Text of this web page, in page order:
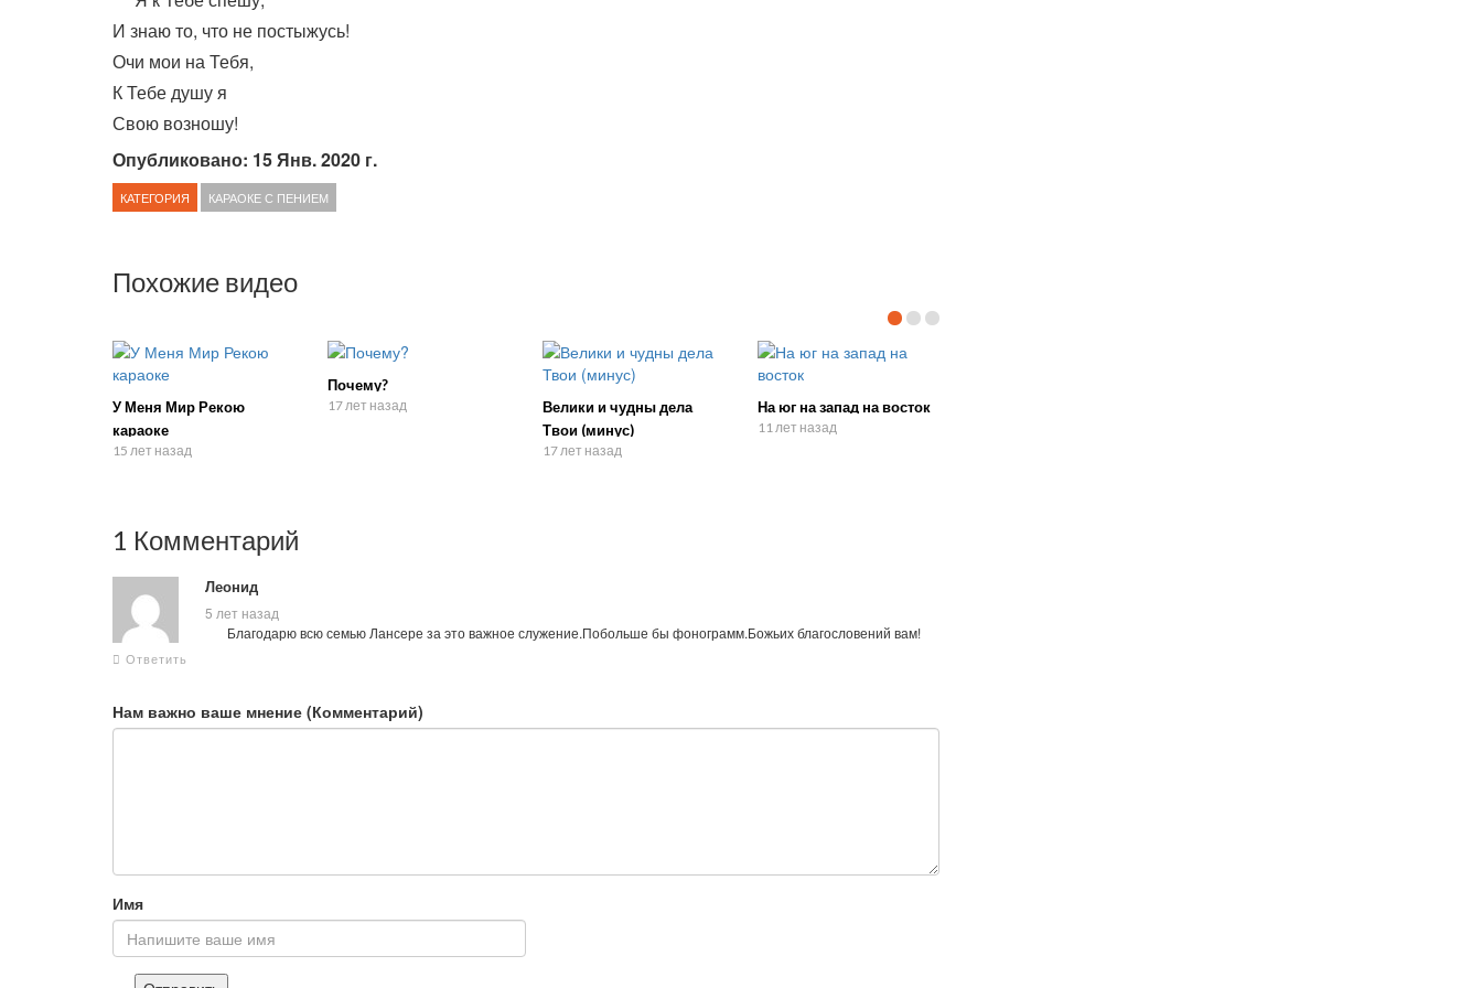
И знаю то, что не постыжусь!
Очи мои на Тебя,
К Тебе душу я
Свою возношу!
Опубликовано: 15 Янв. 2020 г.
КАТЕГОРИЯ КАРАОКЕ С ПЕНИЕМ
Похожие видео
У Меня Мир Рекою
караоке
15 лет назад
Почему?
17 лет назад
Велики и чудны дела
Твои (минус)
17 лет назад
На юг на запад на восток
11 лет назад
1 Комментарий
Леонид
5 лет назад
Благодарю всю семью Лансере за это важное служение.Побольше бы фонограмм.Божьих благословений вам!
Ответить
Нам важно ваше мнение (Комментарий)
Имя